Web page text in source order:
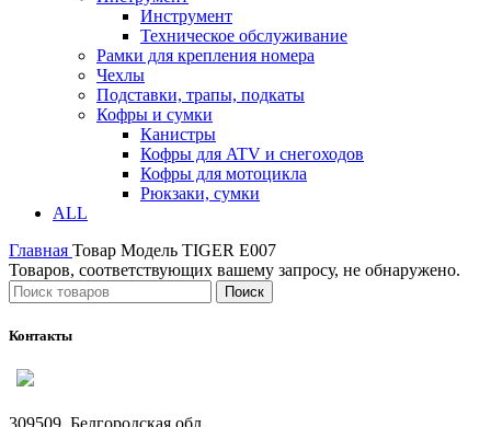
Инструмент
Техническое обслуживание
Рамки для крепления номера
Чехлы
Подставки, трапы, подкаты
Кофры и сумки
Канистры
Кофры для ATV и снегоходов
Кофры для мотоцикла
Рюкзаки, сумки
ALL
Главная Товар Модель TIGER E007
Товаров, соответствующих вашему запросу, не обнаружено.
Поиск
Контакты